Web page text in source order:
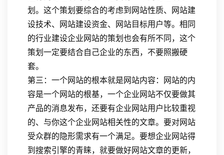
划。这个策划要综合的考虑到网站性质、网站建
设技术、网站建设资金、网站目标用户等。相同
的行业建设企业网站的策划也会有所不同，这个
策划一定要结合自己企业的东西，不要照搬硬
套。
第三：一个网站的根本就是网站内容：网站的内
容是一个网站的根基，一个企业网站不仅要做其
产品的消息发布，还要有企业网站用户比较重视
的、与你这个企业网站相关性的文章。要对网站
受众群的隐形需求有一个满足。要想企业网站得
到搜索引擎的青睐，就要做好网站文章的更新，